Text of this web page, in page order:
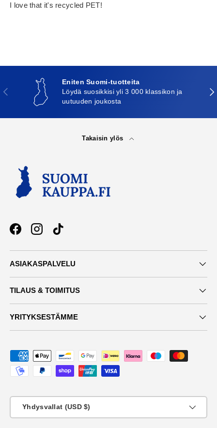
I love that it's recycled PET!
Edellinen
Eniten Suomi-tuotteita
Löydä suosikkisi yli 3 000 klassikon ja
uutuuden joukosta
Takaisin ylös
FacebookInstagramTikTok
ASIAKASPALVELU
TILAUS & TOIMITUS
YRITYKSESTÄMME
Maksutavat
Yhdysvallat (USD $)